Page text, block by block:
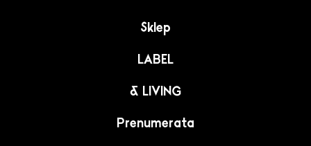
Sklep
LABEL
& LIVING
Prenumerata